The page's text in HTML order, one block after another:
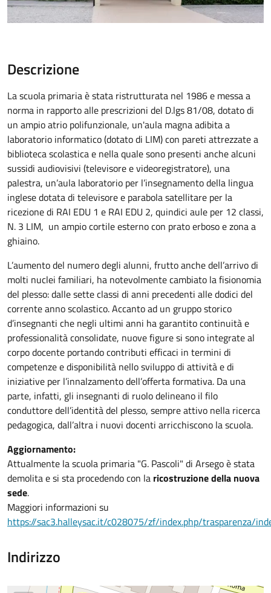
Descrizione
La scuola primaria è stata ristrutturata nel 1986 e messa a
norma in rapporto alle prescrizioni del D.lgs 81/08, dotato di
un ampio atrio polifunzionale, un'aula magna adibita a
laboratorio informatico (dotato di LIM) con pareti attrezzate a
biblioteca scolastica e nella quale sono presenti anche alcuni
sussidi audiovisivi (televisore e videoregistratore), una
palestra, un’aula laboratorio per l’insegnamento della lingua
inglese dotata di televisore e parabola satellitare per la
ricezione di RAI EDU 1 e RAI EDU 2, quindici aule per 12 classi,
N. 3 LIM, un ampio cortile esterno con prato erboso e zona a
ghiaino.
L’aumento del numero degli alunni, frutto anche dell’arrivo di
molti nuclei familiari, ha notevolmente cambiato la fisionomia
del plesso: dalle sette classi di anni precedenti alle dodici del
corrente anno scolastico. Accanto ad un gruppo storico
d’insegnanti che negli ultimi anni ha garantito continuità e
professionalità consolidate, nuove figure si sono integrate al
corpo docente portando contributi efficaci in termini di
competenze e disponibilità nello sviluppo di attività e di
iniziative per l’innalzamento dell’offerta formativa. Da una
parte, infatti, gli insegnanti di ruolo delineano il filo
conduttore dell’identità del plesso, sempre attivo nella ricerca
pedagogica, dall’altra i nuovi docenti arricchiscono la scuola.
Aggiornamento:
Attualmente la scuola primaria "G. Pascoli" di Arsego è stata
demolita e si sta procedendo con la ricostruzione della nuova
sede.
Maggiori informazioni su
https://sac3.halleysac.it/c028075/zf/index.php/trasparenza/
Indirizzo